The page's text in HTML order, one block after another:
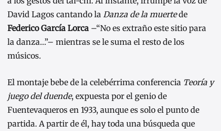
David Lagos cantando la Danza de la muertede
Federico García Lorca –“No es extraño este sitio para
la danza…”– mientras se le suma el resto de los
músicos.
El montaje bebe de la celebérrima conferencia Teoría y
juego del duende, expuesta por el genio de
Fuentevaqueros en 1933, aunque es solo el punto de
partida. A partir de él, hay toda una búsqueda que